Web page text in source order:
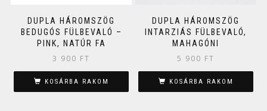
DUPLA HÁROMSZÖG
BEDUGÓS FÜLBEVALÓ –
PINK, NATÚR FA
3 900 FT
KOSÁRBA RAKOM
DUPLA HÁROMSZÖG
INTARZIÁS FÜLBEVALÓ,
MAHAGÓNI
5 900 FT
KOSÁRBA RAKOM